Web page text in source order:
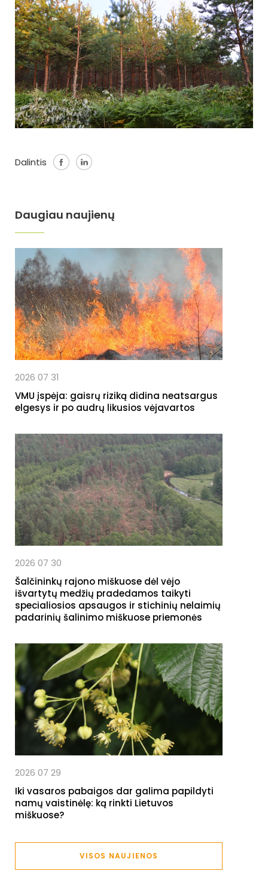
Dalintis
Daugiau naujienų
2026 07 31
VMU įspėja: gaisrų riziką didina neatsargus
elgesys ir po audrų likusios vėjavartos
2026 07 30
Šalčininkų rajono miškuose dėl vėjo
išvartytų medžių pradedamos taikyti
specialiosios apsaugos ir stichinių nelaimių
padarinių šalinimo miškuose priemonės
2026 07 29
Iki vasaros pabaigos dar galima papildyti
namų vaistinėlę: ką rinkti Lietuvos
miškuose?
VISOS NAUJIENOS